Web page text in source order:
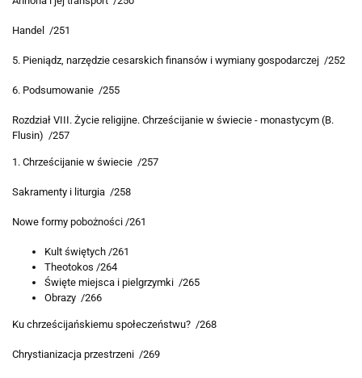
Handel /251
5. Pieniądz, narzędzie cesarskich finansów i wymiany gospodarczej /252
6. Podsumowanie /255
Rozdział VIII. Życie religijne. Chrześcijanie w świecie - monastycym (B.
Flusin) /257
1. Chrześcijanie w świecie /257
Sakramenty i liturgia /258
Nowe formy pobożności /261
Kult świętych /261
Theotokos /264
Święte miejsca i pielgrzymki /265
Obrazy /266
Ku chrześcijańskiemu społeczeństwu? /268
Chrystianizacja przestrzeni /269